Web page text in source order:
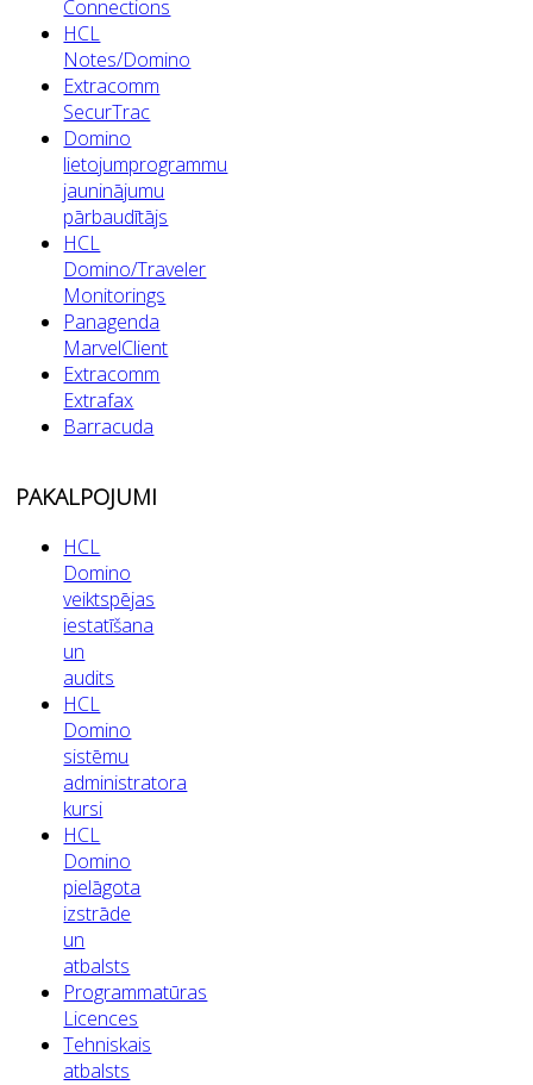
Connections
HCL
Notes/Domino
Extracomm
SecurTrac
Domino
lietojumprogrammu
jauninājumu
pārbaudītājs
HCL
Domino/Traveler
Monitorings
Panagenda
MarvelClient
Extracomm
Extrafax
Barracuda
PAKALPOJUMI
HCL
Domino
veiktspējas
iestatīšana
un
audits
HCL
Domino
sistēmu
administratora
kursi
HCL
Domino
pielāgota
izstrāde
un
atbalsts
Programmatūras
Licences
Tehniskais
atbalsts